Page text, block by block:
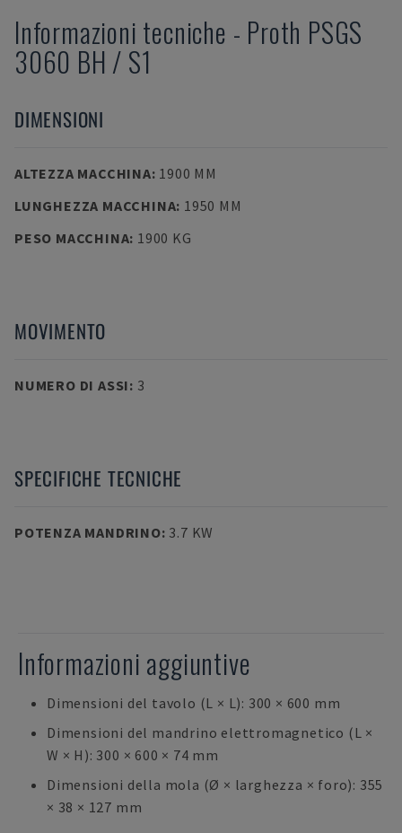
Informazioni tecniche - Proth PSGS
3060 BH / S1
DIMENSIONI
ALTEZZA MACCHINA: 1900 MM
LUNGHEZZA MACCHINA: 1950 MM
PESO MACCHINA: 1900 KG
MOVIMENTO
NUMERO DI ASSI: 3
SPECIFICHE TECNICHE
POTENZA MANDRINO: 3.7 KW
Informazioni aggiuntive
Dimensioni del tavolo (L × L): 300 × 600 mm
Dimensioni del mandrino elettromagnetico (L ×
W × H): 300 × 600 × 74 mm
Dimensioni della mola (Ø × larghezza × foro): 355
× 38 × 127 mm